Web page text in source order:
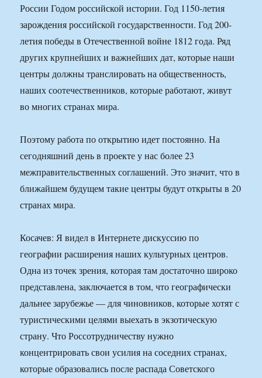
России Годом российской истории. Год 1150-летия
зарождения российской государственности. Год 200-
летия победы в Отечественной войне 1812 года. Ряд
других крупнейших и важнейших дат, которые наши
центры должны транслировать на общественность,
наших соотечественников, которые работают, живут
во многих странах мира.
Поэтому работа по открытию идет постоянно. На
сегодняшний день в проекте у нас более 23
межправительственных соглашений. Это значит, что в
ближайшем будущем такие центры будут открыты в 20
странах мира.
Косачев: Я видел в Интернете дискуссию по
географии расширения наших культурных центров.
Одна из точек зрения, которая там достаточно широко
представлена, заключается в том, что географически
дальнее зарубежье — для чиновников, которые хотят с
туристическими целями выехать в экзотическую
страну. Что Россотрудничеству нужно
концентрировать свои усилия на соседних странах,
которые образовались после распада Советского